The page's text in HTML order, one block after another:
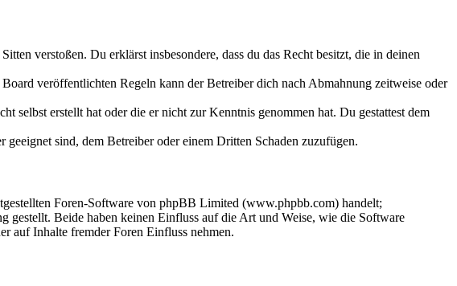
verstoßen. Du erklärst insbesondere, dass du das Recht besitzt, die in deinen
veröffentlichten Regeln kann der Betreiber dich nach Abmahnung zeitweise oder
selbst erstellt hat oder die er nicht zur Kenntnis genommen hat. Du gestattest dem
geeignet sind, dem Betreiber oder einem Dritten Schaden zuzufügen.
Foren-Software von phpBB Limited (www.phpbb.com) handelt;
gestellt. Beide haben keinen Einfluss auf die Art und Weise, wie die Software
auf Inhalte fremder Foren Einfluss nehmen.